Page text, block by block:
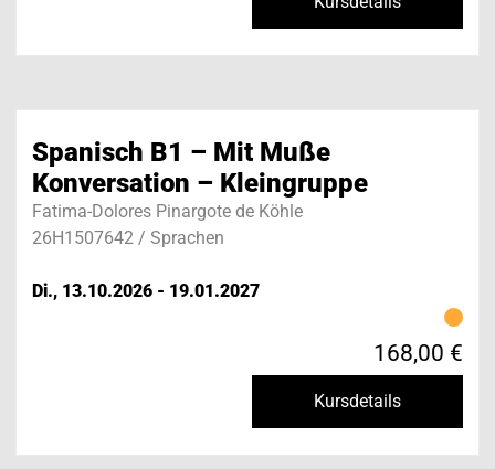
Spanisch B1 – Mit Muße
Konversation – Kleingruppe
Fatima-Dolores Pinargote de Köhle
26H1507642 / Sprachen
Di., 13.10.2026 - 19.01.2027
168,00 €
Kursdetails